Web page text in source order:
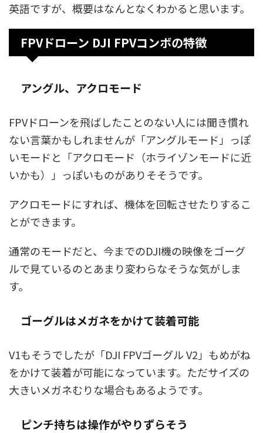
英語ですが、概要はなんとなくわかると思います。
FPVドローン DJI FPVコンボの特徴
アングル、アクロモード
FPVドローンを飛ばしたことのない人には聞き慣れ
ない言葉かもしれませんが「アングルモード」っぽ
いモードと「アクロモード（ホライゾンモードに近
いかも）」っぽいものがありそそうです。
アクロモードにすれば、機体を回転させたりするこ
とができます。
通常のモードだと、今までのDJI機の映像をゴーグ
ルで見ているのとあまり変わらなそうな気がしま
す。
ゴーグルはメガネをかけて装着可能
V1もそうでしたが「DJI FPVゴーグル V2」もめがね
をかけて装着が可能になっています。ただサイズの
大きいメガネむりな場合もあるようです。
ピンチ持ちは操作がやりずらそう